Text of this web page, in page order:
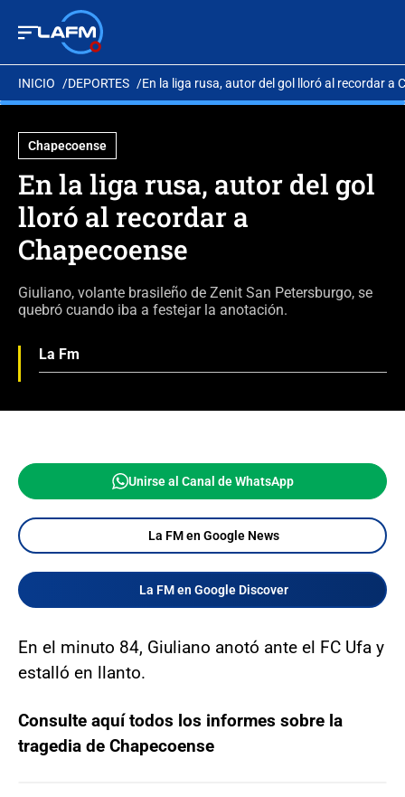
INICIO DEPORTES En la liga rusa, autor del gol lloró al recordar a
Chapecoense
En la liga rusa, autor del gol
lloró al recordar a
Chapecoense
Giuliano, volante brasileño de Zenit San Petersburgo, se
quebró cuando iba a festejar la anotación.
La Fm
Unirse al Canal de WhatsApp
La FM en Google News
La FM en Google Discover
En el minuto 84, Giuliano anotó ante el FC Ufa y
estalló en llanto.
Consulte aquí todos los informes sobre la
tragedia de Chapecoense